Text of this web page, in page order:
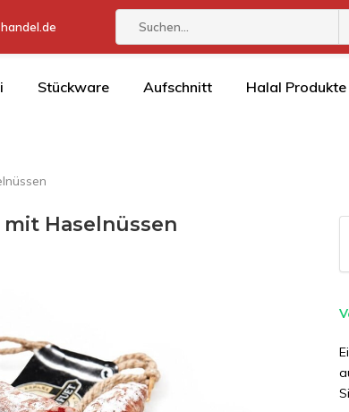
Stückware Aufschnitt Halal Produkte
Haselnüssen